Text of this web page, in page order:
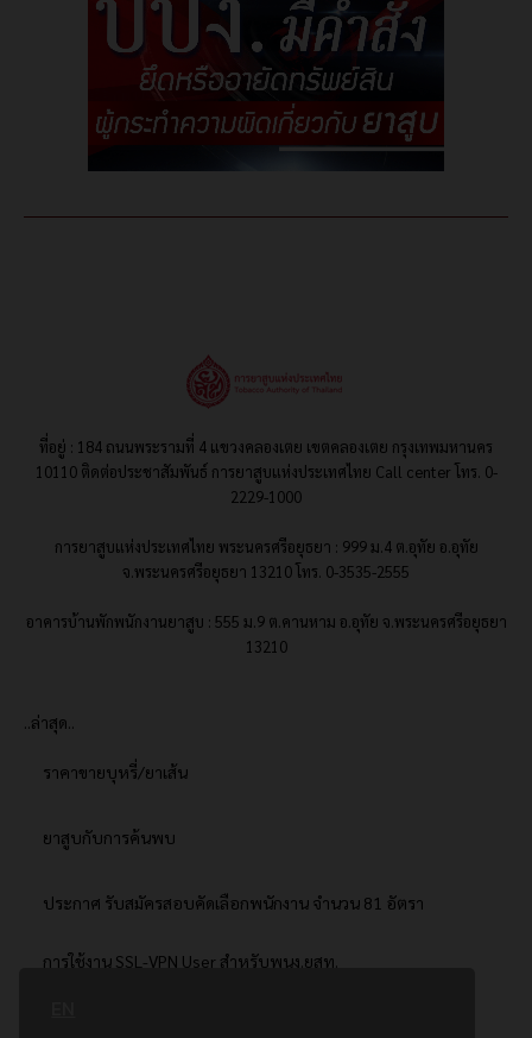
ที่อยู่ : 184 ถนนพระรามที่ 4 แขวงคลองเตย เขตคลองเตย กรุงเทพมหานคร
10110 ติดต่อประชาสัมพันธ์ การยาสูบแห่งประเทศไทย Call center โทร. 0-
2229-1000
การยาสูบแห่งประเทศไทย พระนครศรีอยุธยา : 999 ม.4 ต.อุทัย อ.อุทัย
จ.พระนครศรีอยุธยา 13210 โทร. 0-3535-2555
อาคารบ้านพักพนักงานยาสูบ : 555 ม.9 ต.คานหาม อ.อุทัย จ.พระนครศรีอยุธยา
13210
..ล่าสุด..
ราคาขายบุหรี่/ยาเส้น
ยาสูบกับการค้นพบ
ประกาศ รับสมัครสอบคัดเลือกพนักงาน จำนวน 81 อัตรา
การใช้งาน SSL-VPN User สำหรับพนง.ยสท.